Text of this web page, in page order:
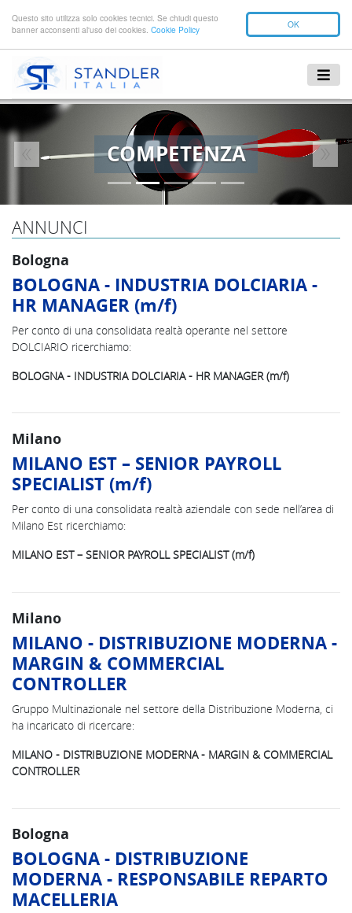
OK
Questo sito utilizza solo cookies tecnici. Se chiudi questo
banner acconsenti al'uso dei cookies. Cookie Policy
COMPETENZA
Previous
ANNUNCI
Bologna
BOLOGNA - INDUSTRIA DOLCIARIA -
HR MANAGER (m/f)
Per conto di una consolidata realtà operante nel settore
DOLCIARIO ricerchiamo:
BOLOGNA - INDUSTRIA DOLCIARIA - HR MANAGER (m/f)
Milano
MILANO EST – SENIOR PAYROLL
SPECIALIST (m/f)
Per conto di una consolidata realtà aziendale con sede nell’area di
Milano Est ricerchiamo:
MILANO EST – SENIOR PAYROLL SPECIALIST (m/f)
Milano
MILANO - DISTRIBUZIONE MODERNA -
MARGIN & COMMERCIAL
CONTROLLER
Gruppo Multinazionale nel settore della Distribuzione Moderna, ci
ha incaricato di ricercare:
MILANO - DISTRIBUZIONE MODERNA - MARGIN & COMMERCIAL
CONTROLLER
Bologna
BOLOGNA - DISTRIBUZIONE
MODERNA - RESPONSABILE REPARTO
MACELLERIA